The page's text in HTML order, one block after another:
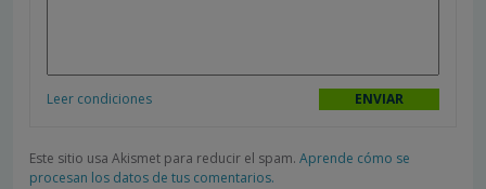
Leer condiciones
Este sitio usa Akismet para reducir el spam. Aprende cómo se
procesan los datos de tus comentarios.